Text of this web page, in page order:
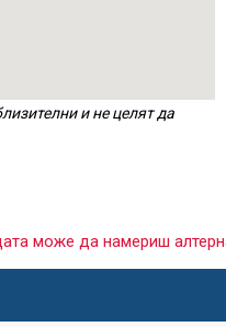
и не целят да
може да намериш